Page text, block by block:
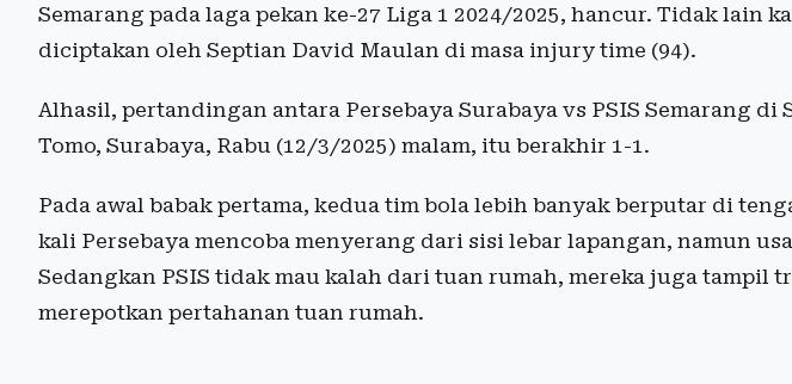
Semarang pada laga pekan ke-27 Liga 1 2024/2025, hancur. Tidak lain
diciptakan oleh Septian David Maulan di masa injury time (94).
Alhasil, pertandingan antara Persebaya Surabaya vs PSIS Semarang di
Tomo, Surabaya, Rabu (12/3/2025) malam, itu berakhir 1-1.
Pada awal babak pertama, kedua tim bola lebih banyak berputar di
kali Persebaya mencoba menyerang dari sisi lebar lapangan, namun
Sedangkan PSIS tidak mau kalah dari tuan rumah, mereka juga tampil
merepotkan pertahanan tuan rumah.